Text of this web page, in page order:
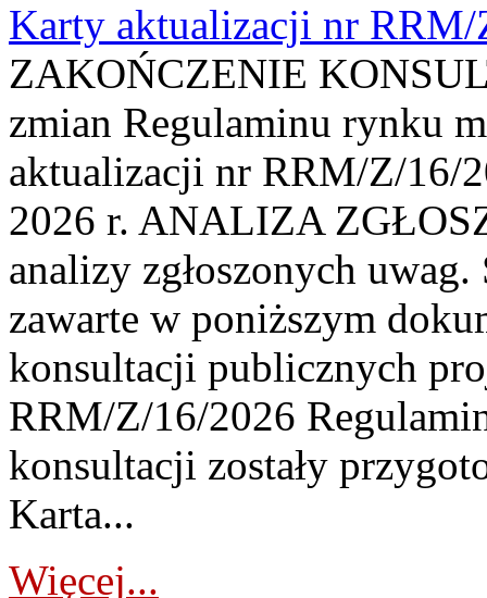
Karty aktualizacji nr
ZAKOŃCZENIE
zmian Regulaminu rynku
aktualizacji nr RRM/Z/16/
2026 r. ANALIZA
analizy zgłoszonych
zawarte w poniższym
konsultacji publicznych
RRM/Z/16/2026
konsultacji zostały
Karta...
Więcej...